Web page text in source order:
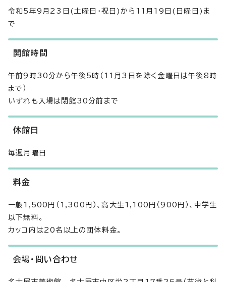
令和5年9月23日(土曜日・祝日)から11月19日(日曜日)ま
で
開館時間
午前9時30分から午後5時（11月3日を除く金曜日は午後8時
まで）
いずれも入場は閉館30分前まで
休館日
毎週月曜日
料金
一般1,500円（1,300円）、高大生1,100円（900円）、中学生
以下無料。
カッコ内は20名以上の団体料金。
会場・問い合わせ